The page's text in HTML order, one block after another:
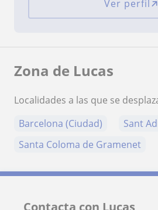
Ver perfil
Zona de Lucas
Localidades a las que se
Barcelona (Ciudad)
Sant
Santa Coloma de Gramenet